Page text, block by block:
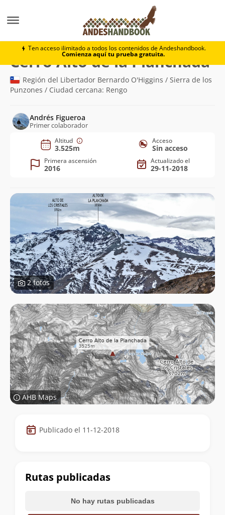
Ten acceso ilimitado a todos los contenidos de Andeshandbook.
Comienza aquí tu prueba gratuita.
Cerro Alto de la Planchada
Cerro Alto de la Planchada
Región del Libertador Bernardo O'Higgins / Sierra de los
Punzones / Ciudad cercana: Rengo
Andrés Figueroa
Primer colaborador
Altitud
3.525m
Acceso
Sin acceso
Primera ascensión
2016
Actualizado el
29-11-2018
2 fotos
AHB Maps
Datos
de
cumbre
Publicado el 11-12-2018
Rutas publicadas
No hay rutas publicadas